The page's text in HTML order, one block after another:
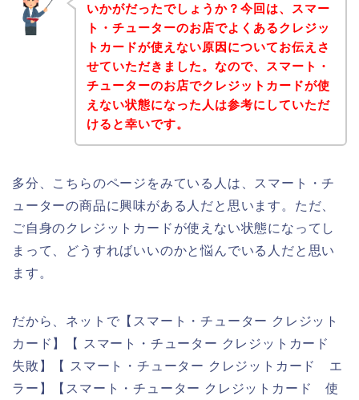
いかがだったでしょうか？今回は、スマー
ト・チューターのお店でよくあるクレジッ
トカードが使えない原因についてお伝えさ
せていただきました。なので、スマート・
チューターのお店でクレジットカードが使
えない状態になった人は参考にしていただ
けると幸いです。
多分、こちらのページをみている人は、スマート・チ
ューターの商品に興味がある人だと思います。ただ、
ご自身のクレジットカードが使えない状態になってし
まって、どうすればいいのかと悩んでいる人だと思い
ます。
だから、ネットで【スマート・チューター クレジット
カード】【 スマート・チューター クレジットカード
失敗】【 スマート・チューター クレジットカード エ
ラー】【スマート・チューター クレジットカード 使